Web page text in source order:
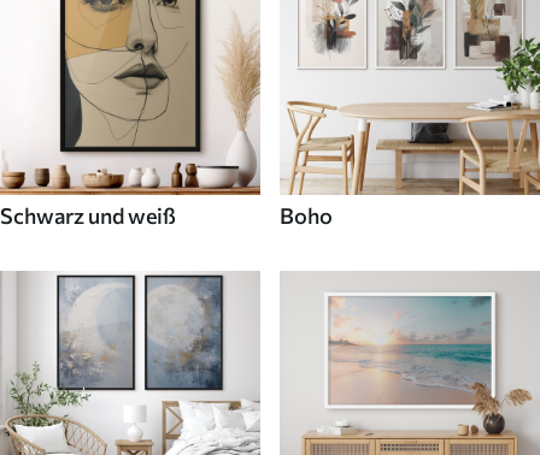
Schwarz und weiß Boho